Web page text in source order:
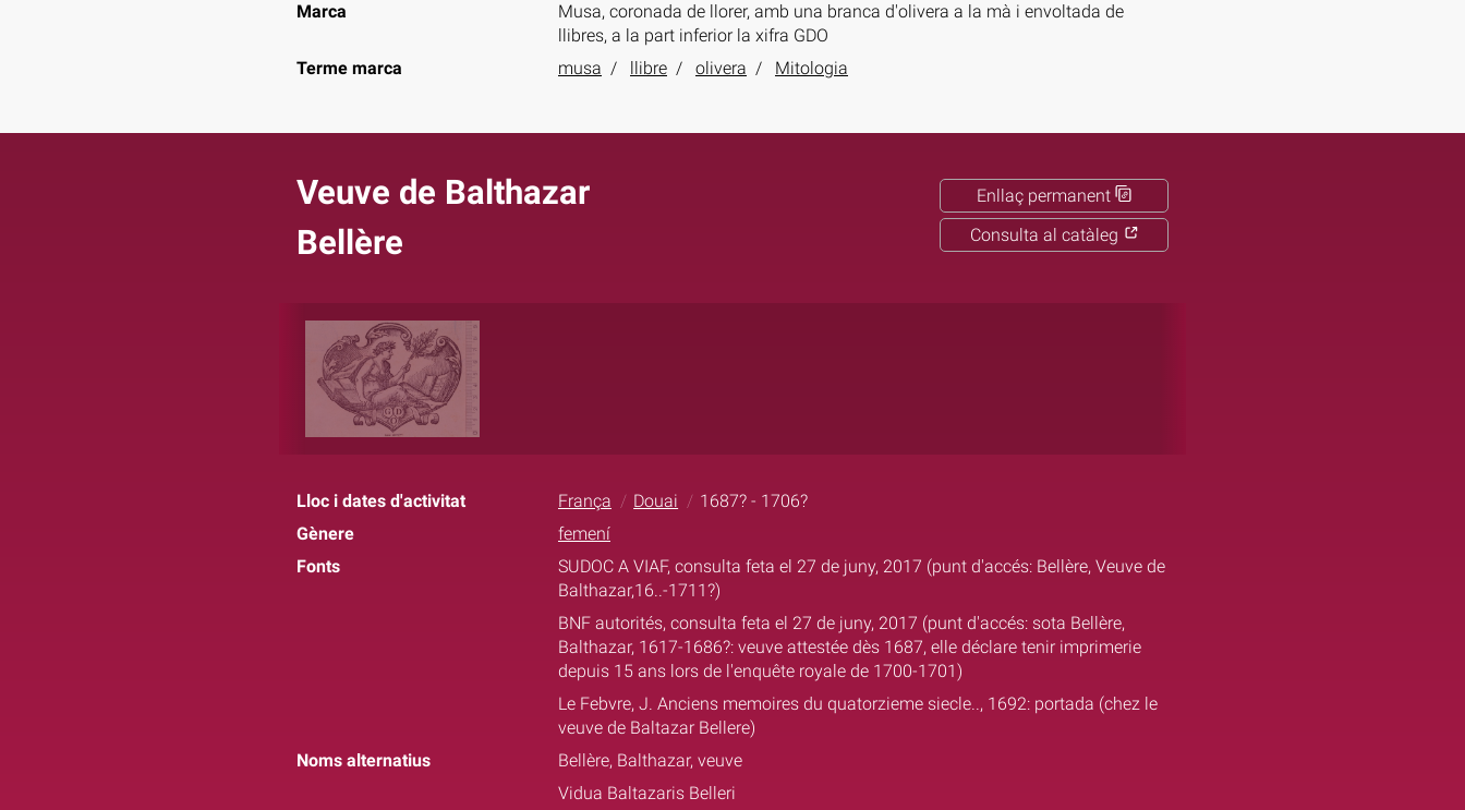
Marca
Musa, coronada de llorer, amb una branca d'olivera a la mà i envoltada de
llibres, a la part inferior la xifra GDO
Terme marca
musa llibre olivera Mitologia
Veuve de Balthazar
Bellère
Enllaç permanent
Consulta al catàleg
Lloc i dates d'activitat França Douai
1687? - 1706?
Gènere
femení
Fonts
SUDOC A VIAF, consulta feta el 27 de juny, 2017 (punt d'accés: Bellère, Veuve de
Balthazar,16..-1711?)
BNF autorités, consulta feta el 27 de juny, 2017 (punt d'accés: sota Bellère,
Balthazar, 1617-1686?: veuve attestée dès 1687, elle déclare tenir imprimerie
depuis 15 ans lors de l'enquête royale de 1700-1701)
Le Febvre, J. Anciens memoires du quatorzieme siecle.., 1692: portada (chez le
veuve de Baltazar Bellere)
Noms alternatius
Bellère, Balthazar, veuve
Vidua Baltazaris Belleri